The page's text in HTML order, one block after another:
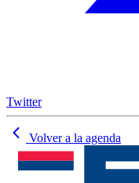
Twitter
Volver a la agenda